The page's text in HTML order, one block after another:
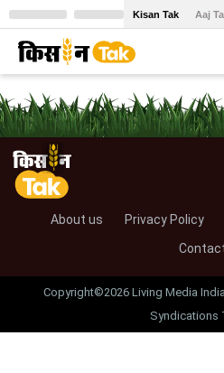
Kisan Tak Aaj
About us Privacy Policy
Copyright©2026 Living Media
Syndications